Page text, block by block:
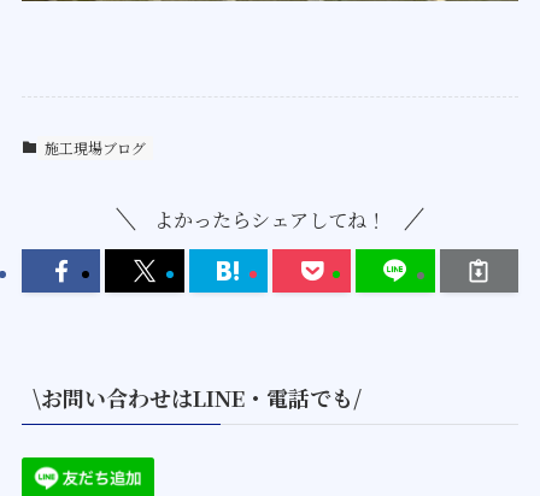
施工現場ブログ
よかったらシェアしてね！
\お問い合わせはLINE・電話でも/